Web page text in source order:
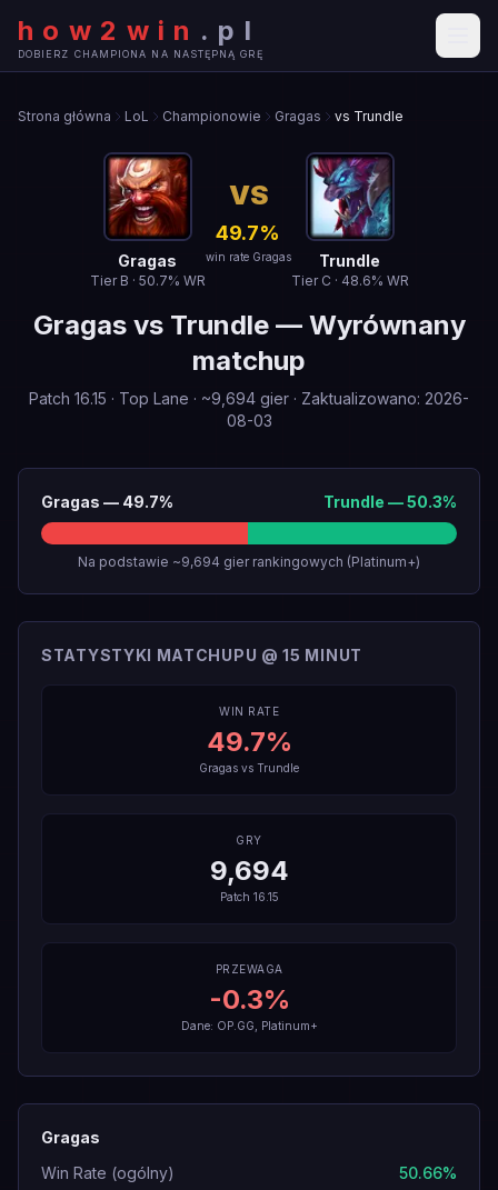
how2win . pl
DOBIERZ CHAMPIONA NA NASTĘPNĄ GRĘ
Strona główna LoL Championowie Gragas vs Trundle
Gragas
Tier B · 50.7% WR
VS
49.7%
win rate Gragas Trundle
Tier C · 48.6% WR
Gragasvs Trundle— Wyrównany
matchup
Patch 16.15 · Top Lane · ~9,694 gier · Zaktualizowano: 2026-
08-03
Gragas — 49.7% Trundle —50.3%
Na podstawie ~9,694 gier rankingowych (Platinum+)
STATYSTYKI MATCHUPU @ 15 MINUT
WIN RATE
49.7%
Gragas vs Trundle
GRY
9,694
Patch 16.15
PRZEWAGA
-0.3%
Dane: OP.GG, Platinum+
Gragas
Win Rate (ogólny)
50.66%